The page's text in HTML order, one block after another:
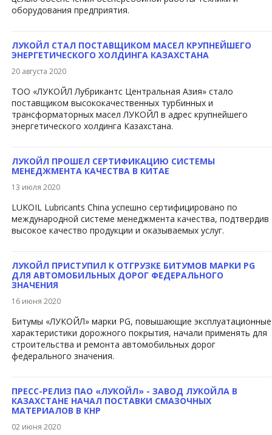
оборудования предприятия.
ЛУКОЙЛ СТАЛ ПОСТАВЩИКОМ МАСЕЛ КРУПНЕЙШЕГО
ЭНЕРГЕТИЧЕСКОГО ХОЛДИНГА КАЗАХСТАНА
20 августа 2020
ТОО «ЛУКОЙЛ Лубрикантс Центральная Азия» стало
поставщиком высококачественных турбинных и
трансформаторных масел ЛУКОЙЛ в адрес крупнейшего
энергетического холдинга Казахстана.
ЛУКОЙЛ ПРОШЕЛ СЕРТИФИКАЦИЮ СИСТЕМЫ
МЕНЕДЖМЕНТА КАЧЕСТВА В КИТАЕ
13 июля 2020
​LUKOIL Lubricants China успешно сертифицировано по
международной системе менеджмента качества, подтвердив
высокое качество продукции и оказываемых услуг.​
ЛУКОЙЛ ПРИСТУПИЛ К ОТГРУЗКЕ БИТУМОВ МАРКИ PG
ДЛЯ АВТОМОБИЛЬНЫХ ДОРОГ ФЕДЕРАЛЬНОГО
ЗНАЧЕНИЯ
16 июня 2020
Битумы «ЛУКОЙЛ» марки PG, повышающие эксплуатационные
характеристики дорожного покрытия, начали применять для
строительства и ремонта автомобильных дорог
федерального значения.
ПРЕСС-РЕЛИЗ ПАО «ЛУКОЙЛ» - ЗАВОД ЛУКОЙЛА В
КАЗАХСТАНЕ НАЧАЛ ПОСТАВКИ СМАЗОЧНЫХ
МАТЕРИАЛОВ В КНР
02 июня 2020